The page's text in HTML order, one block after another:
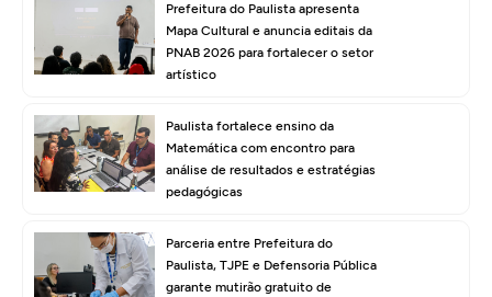
Prefeitura do Paulista apresenta
Mapa Cultural e anuncia editais da
PNAB 2026 para fortalecer o setor
artístico
Paulista fortalece ensino da
Matemática com encontro para
análise de resultados e estratégias
pedagógicas
Parceria entre Prefeitura do
Paulista, TJPE e Defensoria Pública
garante mutirão gratuito de